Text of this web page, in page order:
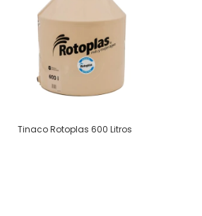
Tinaco Rotoplas 600 Litros